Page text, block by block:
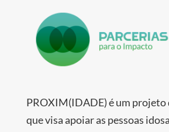
PROXIM(IDADE) é um projeto
que visa apoiar as pessoas